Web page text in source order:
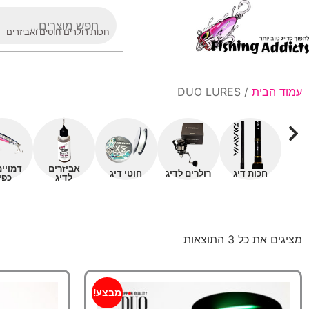
חכות רולרים חוטים ואביזרים
עמוד הבית / DUO LURES
חכות דיג רולרים לדיג חוטי דיג
אביזרים
לדיג
מציגים את כל ⁦3⁩ התוצאות
מבצע!